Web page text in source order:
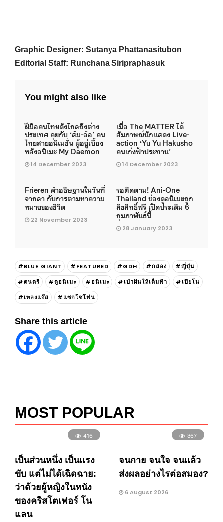
Graphic Designer: Sutanya Phattanasitubon
Editorial Staff: Runchana Siripraphasuk
You might also like
ฝีมือคนไทยดังไกลถึงต่าง
ประเทศ คุยกับ ‘ส้ม-อ้อ’ คน
ไทยสายอนิเมชั่น ผู้อยู่เบื้อง
หลังอนิเมะ My Daemon
14 December 2023
เมื่อ The MATTER ได้
สัมภาษณ์นักแสดง Live-
action ‘Yu Yu Hakusho
คนเก่งฟ้าประทาน’
14 December 2023
Frieren คำอธิษฐานในวันที่
จากลา กับการตามหาความ
หมายของชีวิต
22 November 2023
รอติดตาม! Ani-One
Thailand ช่องดูอนิเมะถูก
ลิขสิทธิ์ฟรี เปิดประเดิม 6
กุมภาพันธ์นี้
28 January 2023
#BLUE GIANT #FEATURED #GDH #กล่อง
#ญี่ปุ่น
#ดนตรี
#ดูอนิเมะ #อนิเมะ #เป่าฝันให้เต็มฟ้า
#เปียโน
#เพลงแจ๊ส
#แซกโซโฟน
Share this article
MOST POPULAR
416
เป็นส่วนหนึ่ง เป็นแรง
ขับ แต่ไม่ได้เฉิดฉาย:
ว่าด้วยผู้หญิงในหนัง
ของคริสโตเฟอร์ โน
แลน
367
จนกาย จนใจ จนแล้ว
ส่งผลอย่างไรต่อสมอง?
6 August 2026